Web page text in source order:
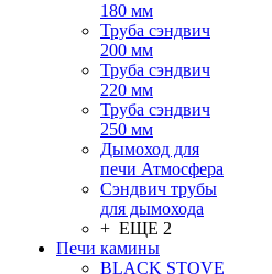
180 мм
Труба сэндвич
200 мм
Труба сэндвич
220 мм
Труба сэндвич
250 мм
Дымоход для
печи Атмосфера
Сэндвич трубы
для дымохода
+ ЕЩЕ 2
Печи камины
BLACK STOVE